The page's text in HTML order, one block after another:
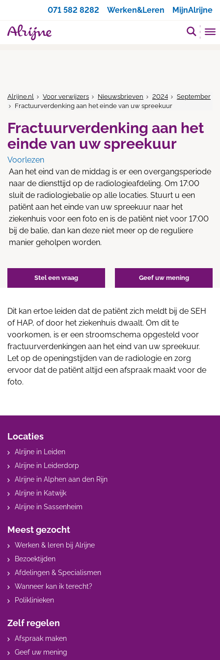
071 582 8282
Werken&Leren MijnAlrijne
Alrijne.nl Voor verwijzers Nieuwsbrieven 2024
September
Fractuurverdenking aan het einde van uw spreekuur
Fractuurverdenking aan het
einde van uw spreekuur
Voorlezen
Aan het eind van de middag is er een overgangsperiode
naar de diensttijd op de radiologieafdeling. Om 17:00
sluit de radiologiebalie op alle locaties. Stuurt u een
patiënt aan het einde van uw spreekuur naar het
ziekenhuis voor een foto en is de patiënt niet voor 17:00
bij de balie, dan kan deze niet meer op de reguliere
manier geholpen worden.
Stel een vraag Geef uw mening
Dit kan ertoe leiden dat de patiënt zich meldt bij de SEH
of HAP, of door het ziekenhuis dwaalt. Om dit te
voorkomen, is er een stroomschema opgesteld voor
fractuurverdenkingen aan het eind van uw spreekuur.
Let op de openingstijden van de radiologie en zorg
ervoor dat de patiënt altijd een afspraak maakt voor de
foto.
Locaties
Alrijne in Leiden
Alrijne in Leiderdorp
Alrijne in Alphen aan den Rijn
Alrijne in Katwijk
Alrijne in Sassenheim
Meest gezocht
Werken & leren bij Alrijne
Bezoektijden
Afdelingen & Specialismen
Wanneer kan ik terecht?
Poliklinieken
Zelf regelen
Afspraak maken
Geef uw mening